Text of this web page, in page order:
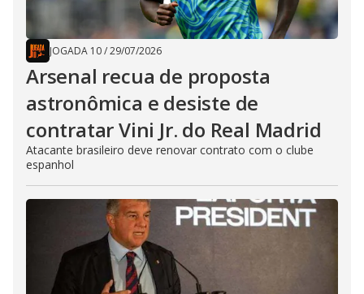
JOGADA 10/29/07/2026
Arsenal recua de proposta
astronômica e desiste de
contratar Vini Jr. do Real Madrid
Atacante brasileiro deve renovar contrato com o clube
espanhol